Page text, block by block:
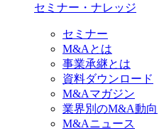
セミナー・ナレッジ
セミナー
M&Aとは
事業承継とは
資料ダウンロード
M&Aマガジン
業界別のM&A動向
M&Aニュース